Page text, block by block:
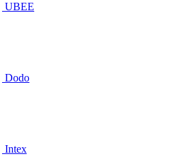
UBEE
Dodo
Intex